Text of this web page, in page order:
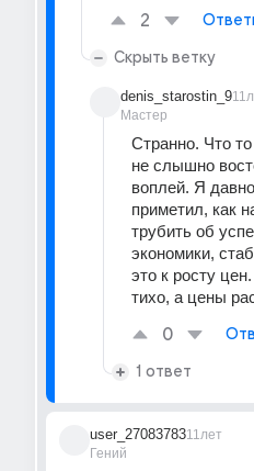
2
Скрыть ветку
denis_starostin_9
Мастер
Странно. Что
не слышно
воплей. Я
приметил, как
трубить об
экономики,
это к росту
тихо, а цены
0
1 ответ
user_27083783
Гений
11лет